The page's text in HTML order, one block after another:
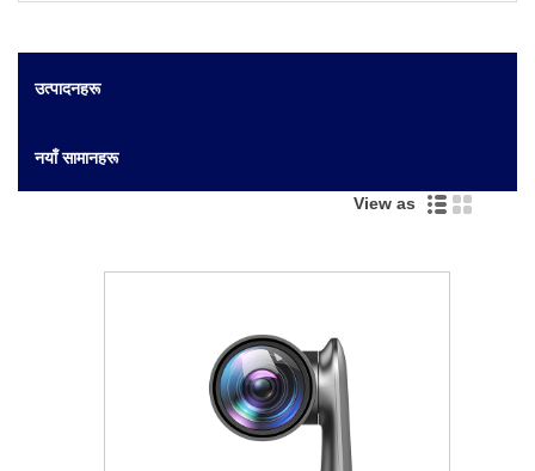
उत्पादनहरू
नयाँ सामानहरू
View as